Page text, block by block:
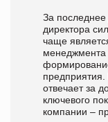
За
директора
чаще
менеджмента
отвечает за
ключевого
компании –